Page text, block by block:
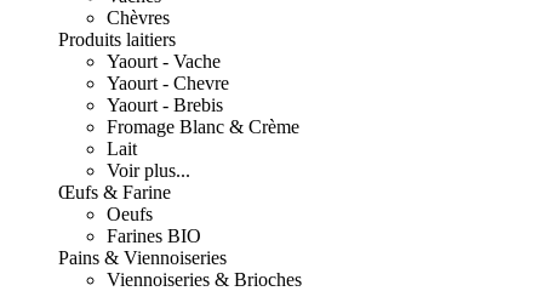
Chèvres
Produits laitiers
Yaourt - Vache
Yaourt - Chevre
Yaourt - Brebis
Fromage Blanc & Crème
Lait
Voir plus...
Œufs & Farine
Oeufs
Farines BIO
Pains & Viennoiseries
Viennoiseries & Brioches